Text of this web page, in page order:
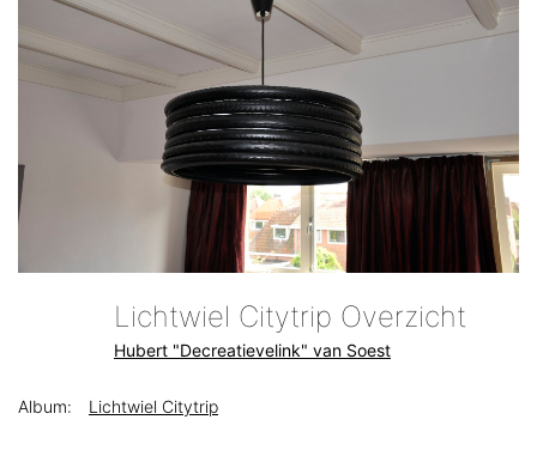
Lichtwiel Citytrip Overzicht
Hubert "Decreatievelink" van Soest
Album: Lichtwiel Citytrip